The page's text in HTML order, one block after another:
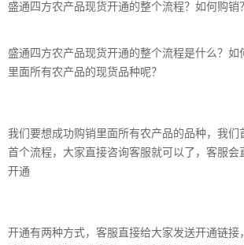
盛通四方农产品现货开通的整个流程？如何购销？
盛通四方农产品现货开通的整个流程是什么？如
里面所有农产品的现货品种呢？
我们要想成功购销里面所有农产品的品种，我们
首个流程，大家直接咨询客服就可以了，客服会
开通
开通有两种方式，客服直接给大家发送开通链接